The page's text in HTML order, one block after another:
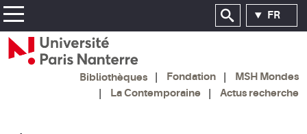
FR
Bibliothèques Fondation
MSH Mondes
La Contemporaine
Actus recherche